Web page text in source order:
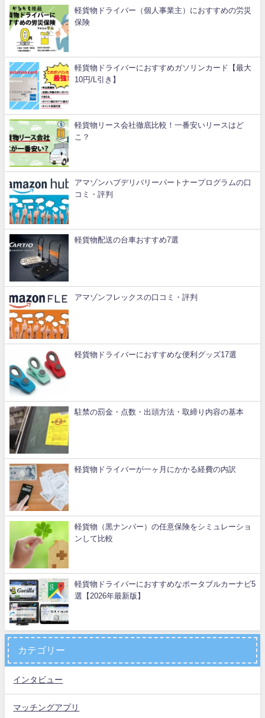
軽貨物ドライバー（個人事業主）におすすめの労災
保険
軽貨物ドライバーにおすすめガソリンカード【最大
10円/L引き】
軽貨物リース会社徹底比較！一番安いリースはど
こ？
アマゾンハブデリバリーパートナープログラムの口
コミ・評判
軽貨物配送の台車おすすめ7選
アマゾンフレックスの口コミ・評判
軽貨物ドライバーにおすすめな便利グッズ17選
駐禁の罰金・点数・出頭方法・取締り内容の基本
軽貨物ドライバーが一ヶ月にかかる経費の内訳
軽貨物（黒ナンバー）の任意保険をシミュレーショ
ンして比較
軽貨物ドライバーにおすすめなポータブルカーナビ5
選【2026年最新版】
カテゴリー
インタビュー
マッチングアプリ